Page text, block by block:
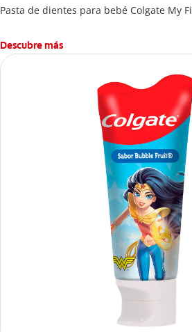
Pasta de dientes para bebé Colgate My
Descubre más